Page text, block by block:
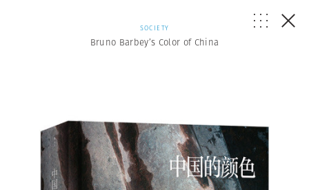
SOCIETY
Bruno Barbey’s Color of China